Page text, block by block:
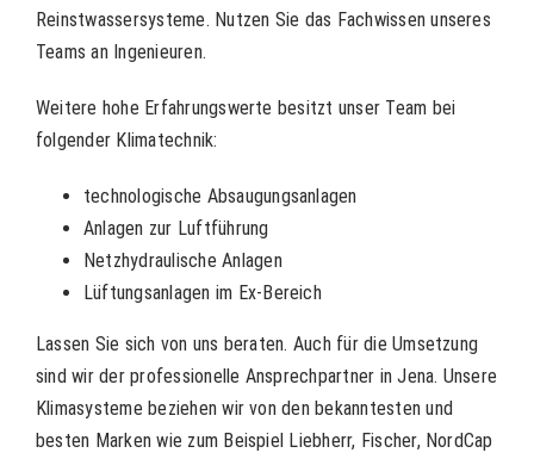
Reinstwassersysteme. Nutzen Sie das Fachwissen unseres
Teams an Ingenieuren.
Weitere hohe Erfahrungswerte besitzt unser Team bei
folgender Klimatechnik:
technologische Absaugungsanlagen
Anlagen zur Luftführung
Netzhydraulische Anlagen
Lüftungsanlagen im Ex-Bereich
Lassen Sie sich von uns beraten. Auch für die Umsetzung
sind wir der professionelle Ansprechpartner in Jena. Unsere
Klimasysteme beziehen wir von den bekanntesten und
besten Marken wie zum Beispiel Liebherr, Fischer, NordCap